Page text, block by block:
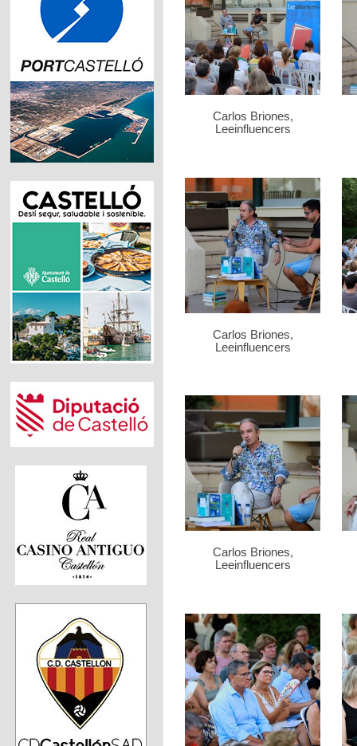
Carlos Briones,
Leeinfluencers
Carlos Briones,
Leeinfluencers
Carlos Briones,
Leeinfluencers